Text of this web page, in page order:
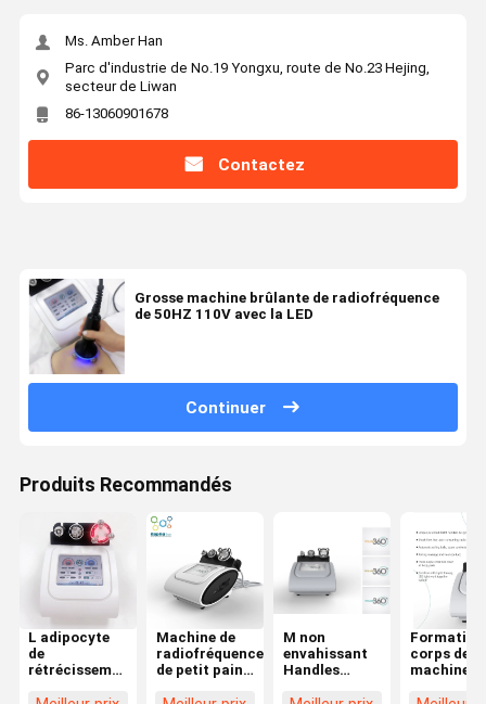
Ms. Amber Han
Parc d'industrie de No.19 Yongxu, route de No.23 Hejing,
secteur de Liwan
86-13060901678
Contactez
Grosse machine brûlante de radiofréquence
de 50HZ 110V avec la LED
Continuer
Produits Recommandés
L adipocyte
de
rétrécissement
Machine de
radiofréquence
de petit pain
M non
envahissant
Handles
Formation
corps de
machine